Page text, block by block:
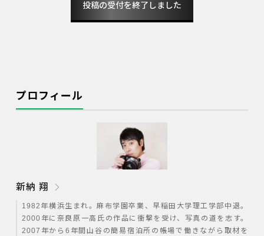
投稿の受付を終了しました
プロフィール
新納 翔
1982年横浜生まれ。麻布学園卒業、早稲田大学理工学部中退。
2000年に奈良原一高氏の作品に衝撃を受け、写真の道を志す。
2007年から6年間山谷の簡易宿泊所の帳場で働きながら取材を